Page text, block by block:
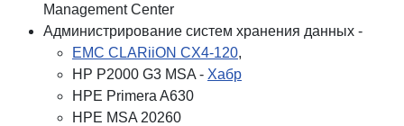
Management Center
Администрирование систем хранения данных -
EMC CLARiiON CX4-120,
HP P2000 G3 MSA - Хабр
HPE Primera A630
HPE MSA 20260